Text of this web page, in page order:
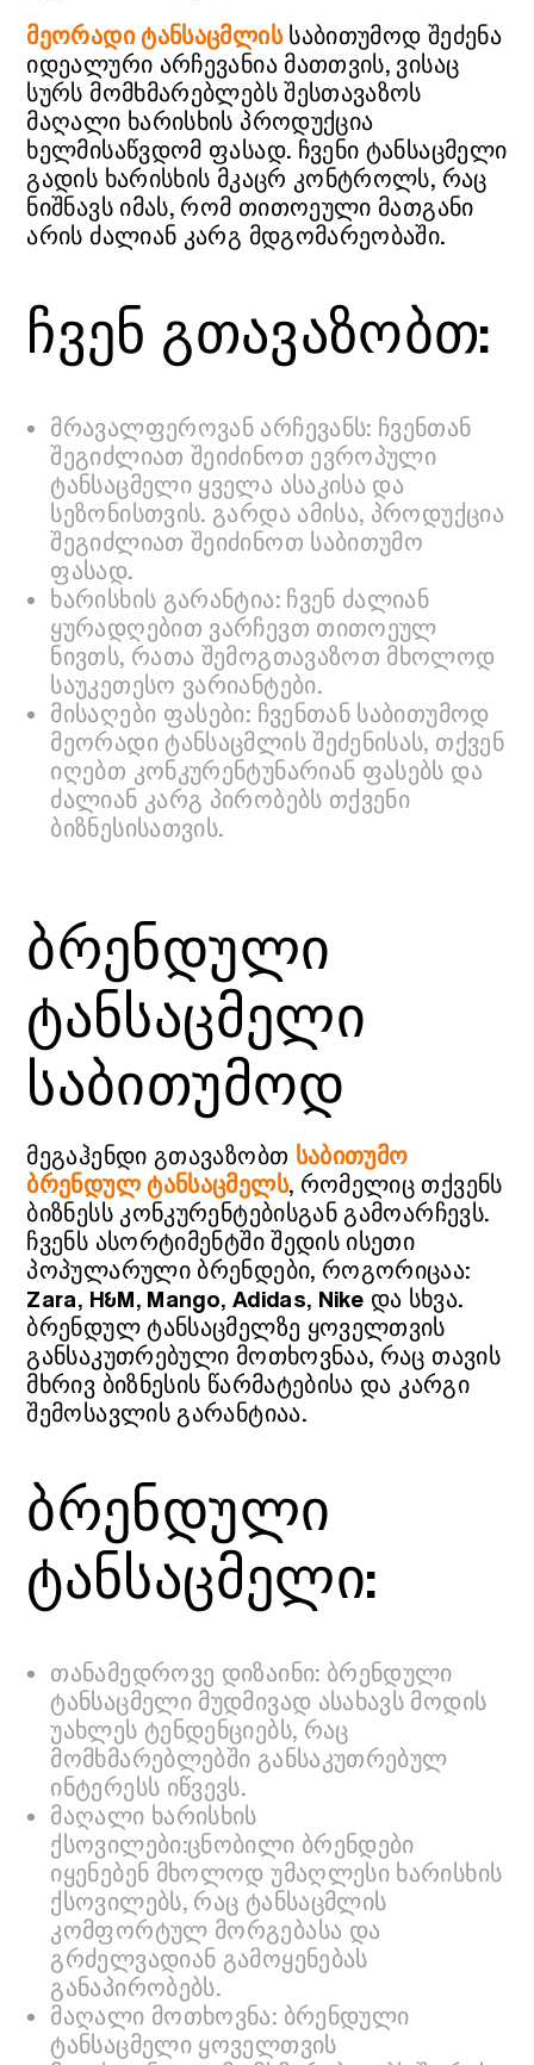
მეორადი ტანსაცმლისსაბითუმოდ შეძენა
იდეალური არჩევანია მათთვის, ვისაც
სურს მომხმარებლებს შესთავაზოს
მაღალი ხარისხის პროდუქცია
ხელმისაწვდომ ფასად. ჩვენი ტანსაცმელი
გადის ხარისხის მკაცრ კონტროლს, რაც
ნიშნავს იმას, რომ თითოეული მათგანი
არის ძალიან კარგ მდგომარეობაში.
ჩვენ გთავაზობთ:
მრავალფეროვან არჩევანს: ჩვენთან
შეგიძლიათ შეიძინოთ ევროპული
ტანსაცმელი ყველა ასაკისა და
სეზონისთვის. გარდა ამისა, პროდუქცია
შეგიძლიათ შეიძინოთ საბითუმო
ფასად.
ხარისხის გარანტია: ჩვენ ძალიან
ყურადღებით ვარჩევთ თითოეულ
ნივთს, რათა შემოგთავაზოთ მხოლოდ
საუკეთესო ვარიანტები.
მისაღები ფასები: ჩვენთან საბითუმოდ
მეორადი ტანსაცმლის შეძენისას, თქვენ
იღებთ კონკურენტუნარიან ფასებს და
ძალიან კარგ პირობებს თქვენი
ბიზნესისათვის.
ბრენდული
ტანსაცმელი
საბითუმოდ
მეგაჰენდი გთავაზობთ საბითუმო
ბრენდულ ტანსაცმელს, რომელიც თქვენს
ბიზნესს კონკურენტებისგან გამოარჩევს.
ჩვენს ასორტიმენტში შედის ისეთი
პოპულარული ბრენდები, როგორიცაა:
Zara, H&M, Mango, Adidas, Nike და სხვა.
ბრენდულ ტანსაცმელზე ყოველთვის
განსაკუთრებული მოთხოვნაა, რაც თავის
მხრივ ბიზნესის წარმატებისა და კარგი
შემოსავლის გარანტიაა.
ბრენდული
ტანსაცმელი:
თანამედროვე დიზაინი: ბრენდული
ტანსაცმელი მუდმივად ასახავს მოდის
უახლეს ტენდენციებს, რაც
მომხმარებლებში განსაკუთრებულ
ინტერესს იწვევს.
მაღალი ხარისხის
ქსოვილები:ცნობილი ბრენდები
იყენებენ მხოლოდ უმაღლესი ხარისხის
ქსოვილებს, რაც ტანსაცმლის
კომფორტულ მორგებასა და
გრძელვადიან გამოყენებას
განაპირობებს.
მაღალი მოთხოვნა: ბრენდული
ტანსაცმელი ყოველთვის